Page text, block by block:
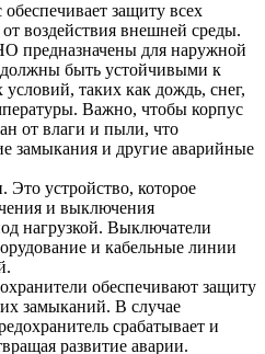
защиту всех
воздействия внешней среды.
предназначены для наружной
должны быть устойчивыми к
таких как дождь, снег,
Важно, чтобы корпус
от влаги и пыли, что
замыкания и другие аварийные
устройство, которое
и выключения
нагрузкой. Выключатели
и кабельные линии
обеспечивают защиту
замыканий. В случае
срабатывает и
развитие аварии.